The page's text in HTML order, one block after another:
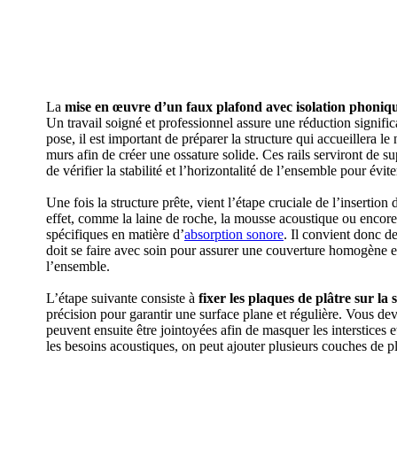
La mise en œuvre d’un faux plafond avec isolation
Un travail soigné et professionnel assure une réduction
pose, il est important de préparer la structure qui accueillera
murs afin de créer une ossature solide. Ces rails serviront de
de vérifier la stabilité et l’horizontalité de l’ensemble pour
Une fois la structure prête, vient l’étape cruciale de l’insertion
effet, comme la laine de roche, la mousse acoustique ou
spécifiques en matière d’absorption sonore. Il convient donc
doit se faire avec soin pour assurer une couverture
l’ensemble.
L’étape suivante consiste à fixer les plaques de plâtre sur la
précision pour garantir une surface plane et régulière. Vous
peuvent ensuite être jointoyées afin de masquer les interstices
les besoins acoustiques, on peut ajouter plusieurs couches de